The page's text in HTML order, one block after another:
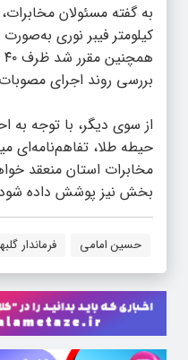
کیلومتر فیبر نوری
بررسی روند اجرای
از سوی دیگر، با توجه
حیطه طلا، تفاهم‌نامه‌ای
مخابرات استان منعقد
بخش نیز پوشش داده
حسین امامی فرماندار